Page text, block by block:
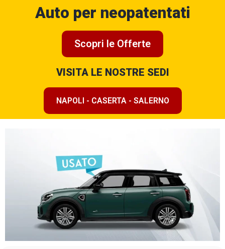
Auto per neopatentati
Scopri le Offerte
VISITA LE NOSTRE SEDI
NAPOLI - CASERTA - SALERNO